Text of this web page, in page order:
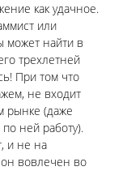
как удачное.
или
может найти в
трехлетней
При том что
не входит
рынке (даже
ней работу).
и не на
вовлечен во